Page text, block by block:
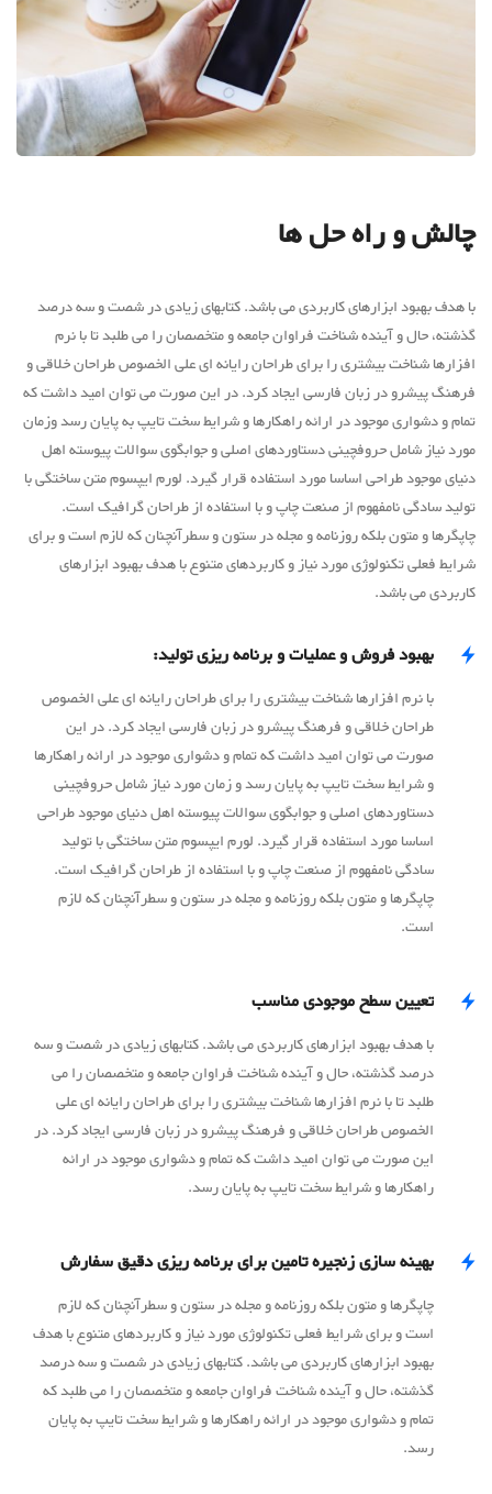
چالش و راه حل ها
با هدف بهبود ابزارهای کاربردی می باشد. کتابهای زیادی در شصت و سه درصد
گذشته، حال و آینده شناخت فراوان جامعه و متخصصان را می طلبد تا با نرم
افزارها شناخت بیشتری را برای طراحان رایانه ای علی الخصوص طراحان خلاقی و
فرهنگ پیشرو در زبان فارسی ایجاد کرد. در این صورت می توان امید داشت که
تمام و دشواری موجود در ارائه راهکارها و شرایط سخت تایپ به پایان رسد وزمان
مورد نیاز شامل حروفچینی دستاوردهای اصلی و جوابگوی سوالات پیوسته اهل
دنیای موجود طراحی اساسا مورد استفاده قرار گیرد. لورم ایپسوم متن ساختگی با
تولید سادگی نامفهوم از صنعت چاپ و با استفاده از طراحان گرافیک است.
چاپگرها و متون بلکه روزنامه و مجله در ستون و سطرآنچنان که لازم است و برای
شرایط فعلی تکنولوژی مورد نیاز و کاربردهای متنوع با هدف بهبود ابزارهای
کاربردی می باشد.
بهبود فروش و عملیات و برنامه ریزی تولید:
با نرم افزارها شناخت بیشتری را برای طراحان رایانه ای علی الخصوص
طراحان خلاقی و فرهنگ پیشرو در زبان فارسی ایجاد کرد. در این
صورت می توان امید داشت که تمام و دشواری موجود در ارائه راهکارها
و شرایط سخت تایپ به پایان رسد و زمان مورد نیاز شامل حروفچینی
دستاوردهای اصلی و جوابگوی سوالات پیوسته اهل دنیای موجود طراحی
اساسا مورد استفاده قرار گیرد. لورم ایپسوم متن ساختگی با تولید
سادگی نامفهوم از صنعت چاپ و با استفاده از طراحان گرافیک است.
چاپگرها و متون بلکه روزنامه و مجله در ستون و سطرآنچنان که لازم
است.
تعیین سطح موجودی مناسب
با هدف بهبود ابزارهای کاربردی می باشد. کتابهای زیادی در شصت و سه
درصد گذشته، حال و آینده شناخت فراوان جامعه و متخصصان را می
طلبد تا با نرم افزارها شناخت بیشتری را برای طراحان رایانه ای علی
الخصوص طراحان خلاقی و فرهنگ پیشرو در زبان فارسی ایجاد کرد. در
این صورت می توان امید داشت که تمام و دشواری موجود در ارائه
راهکارها و شرایط سخت تایپ به پایان رسد.
بهینه سازی زنجیره تامین برای برنامه ریزی دقیق سفارش
چاپگرها و متون بلکه روزنامه و مجله در ستون و سطرآنچنان که لازم
است و برای شرایط فعلی تکنولوژی مورد نیاز و کاربردهای متنوع با هدف
بهبود ابزارهای کاربردی می باشد. کتابهای زیادی در شصت و سه درصد
گذشته، حال و آینده شناخت فراوان جامعه و متخصصان را می طلبد که
تمام و دشواری موجود در ارائه راهکارها و شرایط سخت تایپ به پایان
رسد.